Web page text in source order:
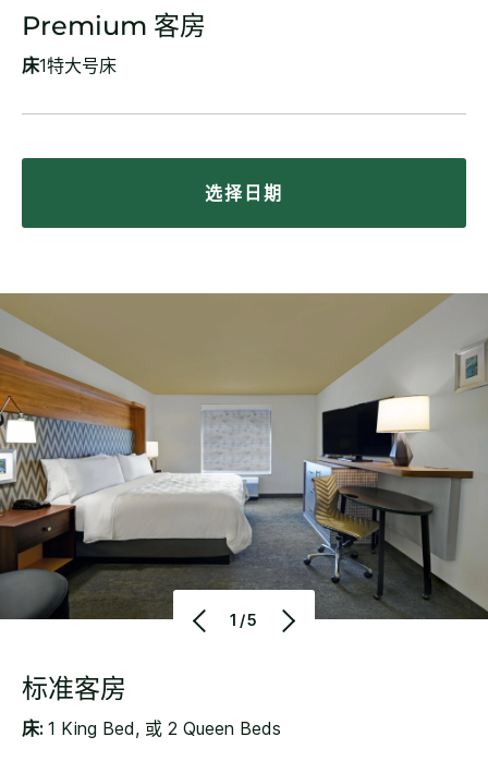
Premium 客房
床1特大号床
选择日期
1/5
标准客房
床: 1 King Bed, 或 2 Queen Beds